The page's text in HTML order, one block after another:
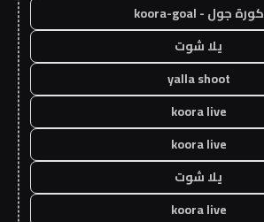
كورة جول - koora-goal
يلا شوت
yalla shoot
koora live
koora live
يلا شوت
koora live